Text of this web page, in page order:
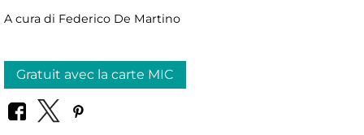
A cura di Federico De Martino
Gratuit avec la carte MIC